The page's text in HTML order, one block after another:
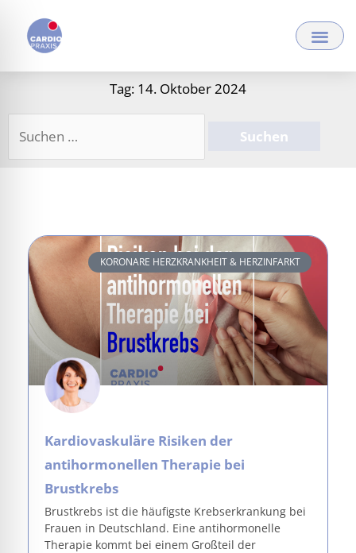
Inhalt
springen
Tag: 14. Oktober 2024
KORONARE HERZKRANKHEIT & HERZINFARKT
Kardiovaskuläre Risiken der
antihormonellen Therapie bei
Brustkrebs
Brustkrebs ist die häufigste Krebserkrankung bei
Frauen in Deutschland. Eine antihormonelle
Therapie kommt bei einem Großteil der